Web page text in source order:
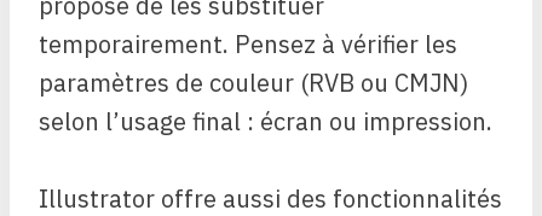
temporairement. Pensez à vérifier les
paramètres de couleur (RVB ou CMJN)
selon l’usage final : écran ou impression.
Illustrator offre aussi des fonctionnalités